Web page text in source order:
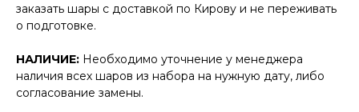
заказать шары с доставкой по Кирову и не переживать
о подготовке.
НАЛИЧИЕ: Необходимо уточнение у менеджера
наличия всех шаров из набора на нужную дату, либо
согласование замены.